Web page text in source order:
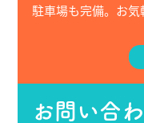
駐車場も完備。お気
お問い合